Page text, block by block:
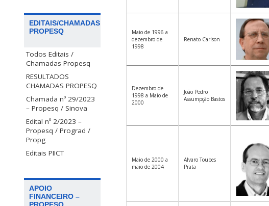
EDITAIS/CHAMADAS
PROPESQ
Todos Editais /
Chamadas Propesq
RESULTADOS
CHAMADAS PROPESQ
Chamada nº 29/2023
– Propesq / Sinova
Edital nº 2/2023 –
Propesq / Prograd /
Propg
Editais PIICT
APOIO
FINANCEIRO –
Maio de 1996 a
dezembro de
1998
Renato Carlson
Dezembro de
1998 a Maio de
2000
João Pedro
Assumpção Bastos
Maio de 2000 a
maio de 2004
Alvaro Toubes
Prata